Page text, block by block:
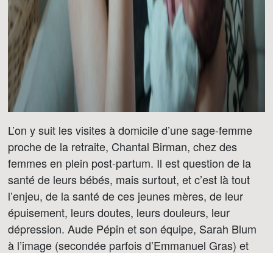
L’on y suit les visites à domicile d’une sage-femme
proche de la retraite, Chantal Birman, chez des
femmes en plein post-partum. Il est question de la
santé de leurs bébés, mais surtout, et c’est là tout
l’enjeu, de la santé de ces jeunes mères, de leur
épuisement, leurs doutes, leurs douleurs, leur
dépression. Aude Pépin et son équipe, Sarah Blum
à l’image (secondée parfois d’Emmanuel Gras) et